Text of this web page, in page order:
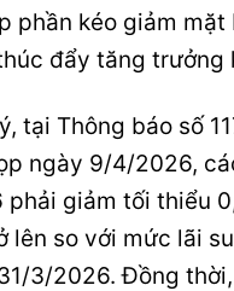
phần kéo giảm
đẩy tăng trưởng
tại Thông báo số
ngày 9/4/2026,
giảm tối thiểu
lên so với mức lãi
3/2026. Đồng